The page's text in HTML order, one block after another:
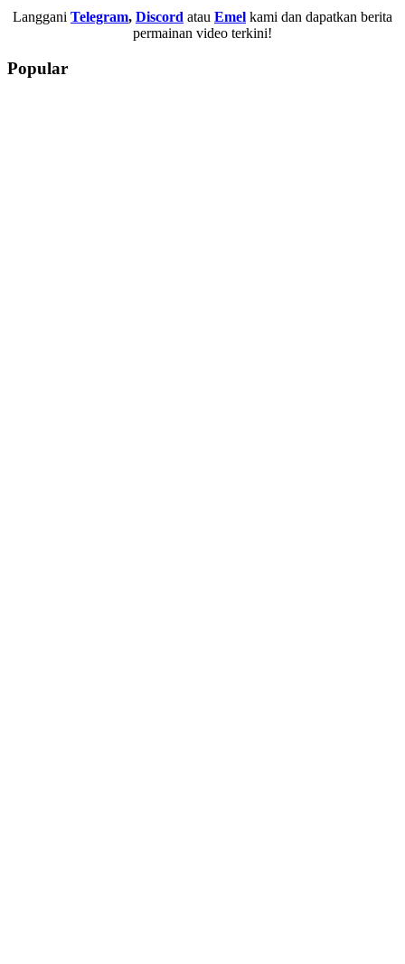
Langgani Telegram, Discord atau Emel kami dan dapatkan berita
permainan video terkini!
Popular